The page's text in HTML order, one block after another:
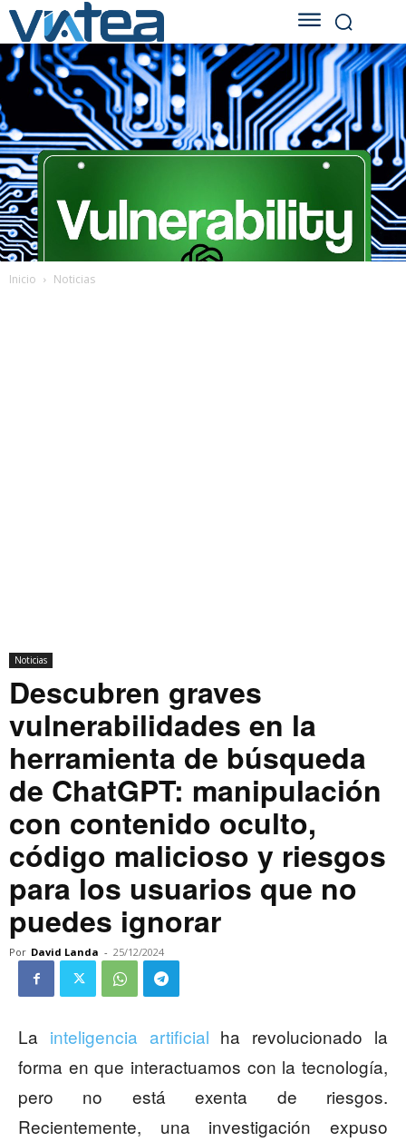
Inicio Noticias
Noticias
Descubren graves
vulnerabilidades en la
herramienta de búsqueda
de ChatGPT: manipulación
con contenido oculto,
código malicioso y riesgos
para los usuarios que no
puedes ignorar
Por David Landa - 25/12/2024
La inteligencia artificial ha revolucionado la
forma en que interactuamos con la tecnología,
pero no está exenta de riesgos.
Recientemente, una investigación expuso